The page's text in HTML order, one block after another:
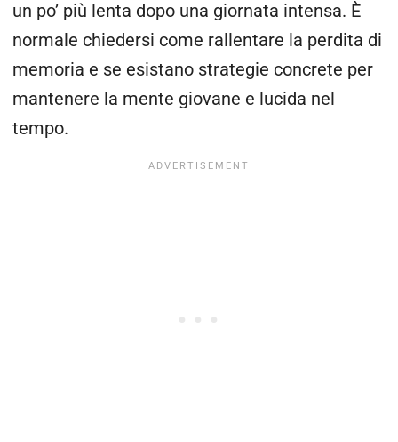
un po’ più lenta dopo una giornata intensa. È
normale chiedersi come rallentare la perdita di
memoria e se esistano strategie concrete per
mantenere la mente giovane e lucida nel
tempo.